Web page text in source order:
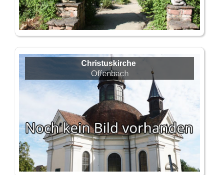
Christuskirche
Offenbach